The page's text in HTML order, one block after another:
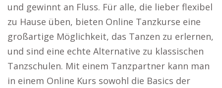
und gewinnt an Fluss. Für alle, die lieber flexibel
zu Hause üben, bieten Online Tanzkurse eine
großartige Möglichkeit, das Tanzen zu erlernen,
und sind eine echte Alternative zu klassischen
Tanzschulen. Mit einem Tanzpartner kann man
in einem Online Kurs sowohl die Basics der